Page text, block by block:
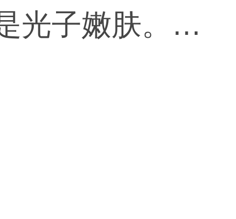
光子嫩肤。根
同，光子嫩
激光治疗改